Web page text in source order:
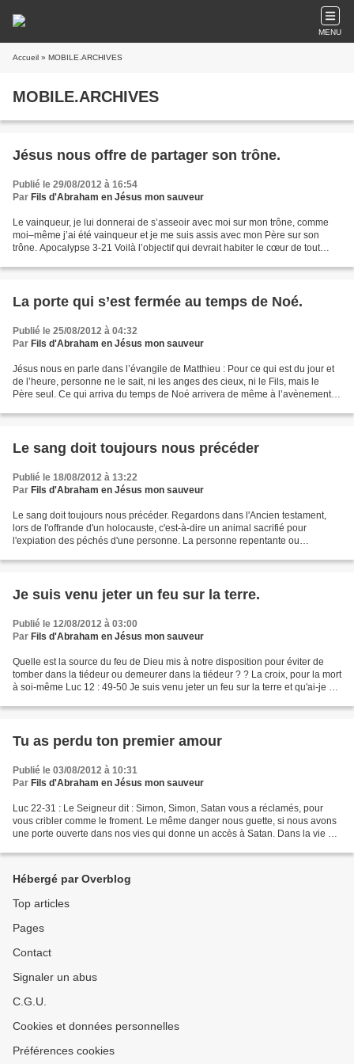
MENU
Accueil » MOBILE.ARCHIVES
MOBILE.ARCHIVES
Jésus nous offre de partager son trône.
Publié le 29/08/2012 à 16:54
Par Fils d'Abraham en Jésus mon sauveur
Le vainqueur, je lui donnerai de s’asseoir avec moi sur mon trône, comme
moi–même j’ai été vainqueur et je me suis assis avec mon Père sur son
trône. Apocalypse 3-21 Voilà l’objectif qui devrait habiter le cœur de tout
La porte qui s’est fermée au temps de Noé.
Publié le 25/08/2012 à 04:32
Par Fils d'Abraham en Jésus mon sauveur
Jésus nous en parle dans l’évangile de Matthieu : Pour ce qui est du jour et
de l’heure, personne ne le sait, ni les anges des cieux, ni le Fils, mais le
Père seul. Ce qui arriva du temps de Noé arrivera de même à l’avènement
Le sang doit toujours nous précéder
Publié le 18/08/2012 à 13:22
Par Fils d'Abraham en Jésus mon sauveur
Le sang doit toujours nous précéder. Regardons dans l'Ancien testament,
lors de l'offrande d'un holocauste, c'est-à-dire un animal sacrifié pour
l'expiation des péchés d'une personne. La personne repentante ou
Je suis venu jeter un feu sur la terre.
Publié le 12/08/2012 à 03:00
Par Fils d'Abraham en Jésus mon sauveur
Quelle est la source du feu de Dieu mis à notre disposition pour éviter de
tomber dans la tiédeur ou demeurer dans la tiédeur ? ? La croix, pour la mort
à soi-même Luc 12 : 49-50 Je suis venu jeter un feu sur la terre et qu'ai-je à
Tu as perdu ton premier amour
Publié le 03/08/2012 à 10:31
Par Fils d'Abraham en Jésus mon sauveur
Luc 22-31 : Le Seigneur dit : Simon, Simon, Satan vous a réclamés, pour
vous cribler comme le froment. Le même danger nous guette, si nous avons
une porte ouverte dans nos vies qui donne un accès à Satan. Dans la vie de
Hébergé par Overblog
Top articles
Pages
Contact
Signaler un abus
C.G.U.
Cookies et données personnelles
Préférences cookies